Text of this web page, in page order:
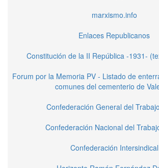
marxismo.info
Enlaces Republicanos
Constitución de la II República -1931-
Forum por la Memoria PV - Listado de
comunes del cementerio de
Confederación General del
Confederación Nacional del
Confederación Intersindical